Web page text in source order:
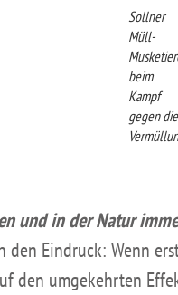
Sollner
Müll-
beim
Kampf
gegen die
und in der Natur
Eindruck: Wenn
den umgekehrten